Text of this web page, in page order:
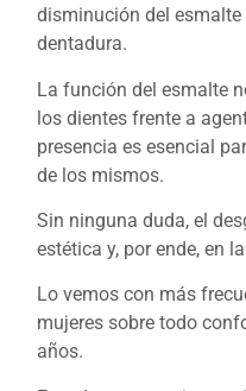
disminución del esmalte
dentadura.
La función del esmalte
los dientes frente a
presencia es esencial
de los mismos.
Sin ninguna duda, el
estética y, por ende, en
Lo vemos con más
mujeres sobre todo
años.